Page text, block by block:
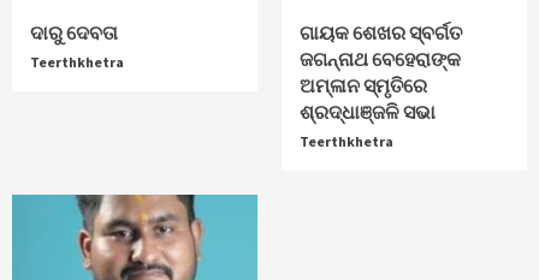
ଦାରୁ ଦେବତା
Teerthkhetra
ଗାୟକ ଶେଖର ସ୍ବର୍ଗତ
ଜଗନ୍ନାଥ ବେହେରାଙ୍କ
ଅମ୍ଳାନ ସ୍ମୃତିରେ
ଶ୍ରଦ୍ଧାଞ୍ଜଳି ସଭା
Teerthkhetra